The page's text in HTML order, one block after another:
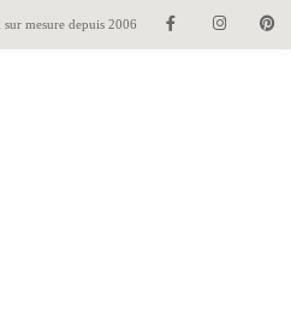
mesure depuis 2006